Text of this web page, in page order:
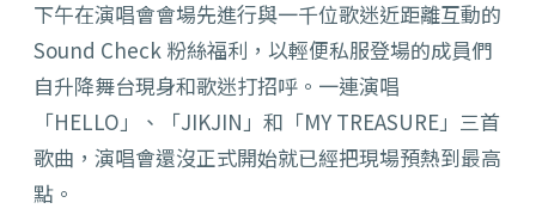
下午在演唱會會場先進行與一千位歌迷近距離互動的
Sound Check 粉絲福利，以輕便私服登場的成員們
自升降舞台現身和歌迷打招呼。一連演唱
「HELLO」、「JIKJIN」和「MY TREASURE」三首
歌曲，演唱會還沒正式開始就已經把現場預熱到最高
點。